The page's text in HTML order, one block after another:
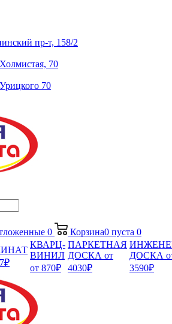
пр-т, 158/2
70
70
0 Корзина0 пуста 0
КВАРЦ-
ВИНИЛ
от 870₽
ПАРКЕТНАЯ
ДОСКА от
4030₽
ДОСКА
3590₽